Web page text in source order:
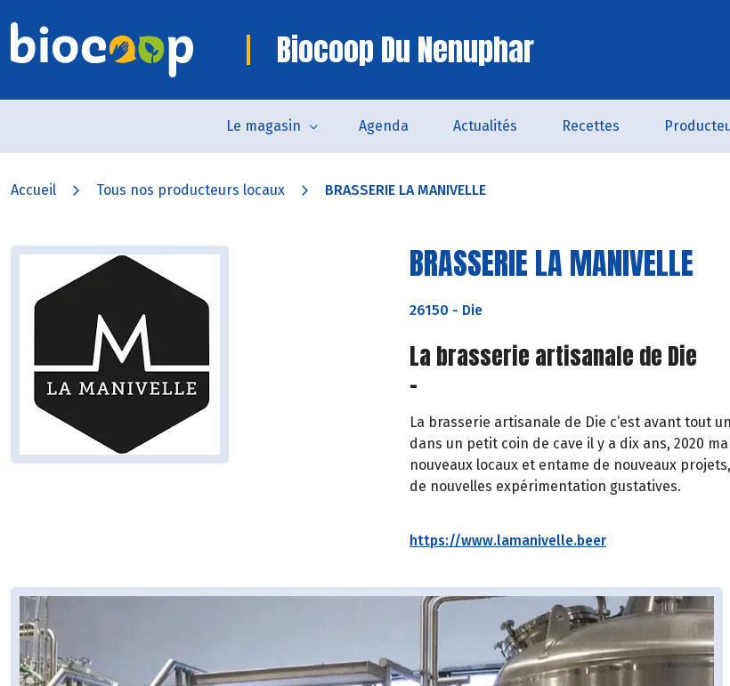
Biocoop Du Nenuphar
Le magasin Agenda Actualités Recettes
Accueil Tous nos producteurs locaux BRASSERIE LA MANIVELLE
BRASSERIE LA MANIVELLE
26150 - Die
La brasserie artisanale de Die
-
La brasserie artisanale de Die c’est avant tout
dans un petit coin de cave il y a dix ans, 2020
nouveaux locaux et entame de nouveaux
de nouvelles expérimentation gustatives.
https://www.lamanivelle.beer